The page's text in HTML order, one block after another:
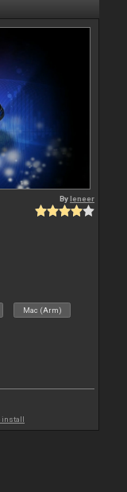
Byleneer
Mac (Arm)
install